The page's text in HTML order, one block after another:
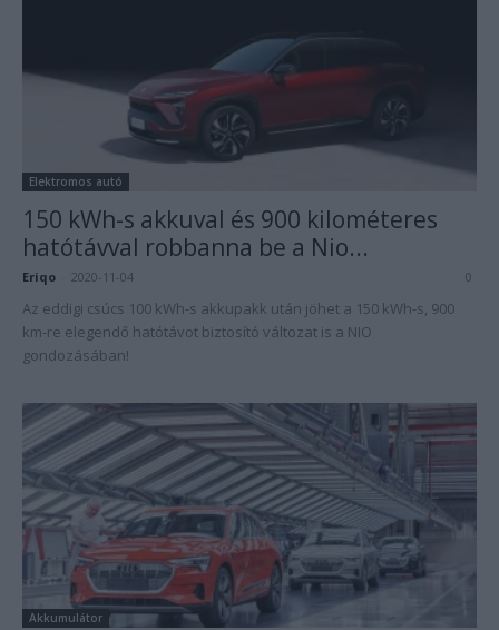
Elektromos autó
150 kWh-s akkuval és 900 kilométeres
hatótávval robbanna be a Nio...
Eriqo 2020-11-04 0
Az eddigi csúcs 100 kWh-s akkupakk után jöhet a 150 kWh-s, 900
km-re elegendő hatótávot biztosító változat is a NIO
gondozásában!
Akkumulátor